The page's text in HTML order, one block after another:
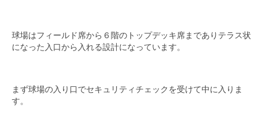
球場はフィールド席から６階のトップデッキ席までありテラス状
になった入口から入れる設計になっています。
まず球場の入り口でセキュリティチェックを受けて中に入りま
す。